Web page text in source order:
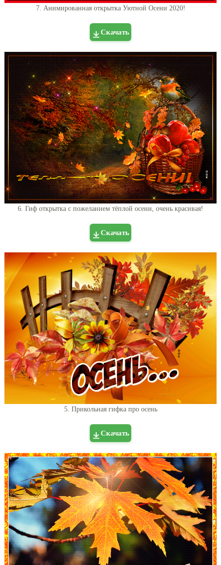
7. Анимированная открытка Уютной Осени 2020!
Скачать
6. Гиф открытка с пожеланием тёплой осени, очень красивая!
Скачать
5. Прикольная гифка про осень
Скачать